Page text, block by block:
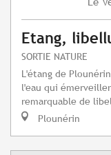
Etang,
SORTIE NATURE
L'étang de
l'eau qui
remarquable de
Plounérin